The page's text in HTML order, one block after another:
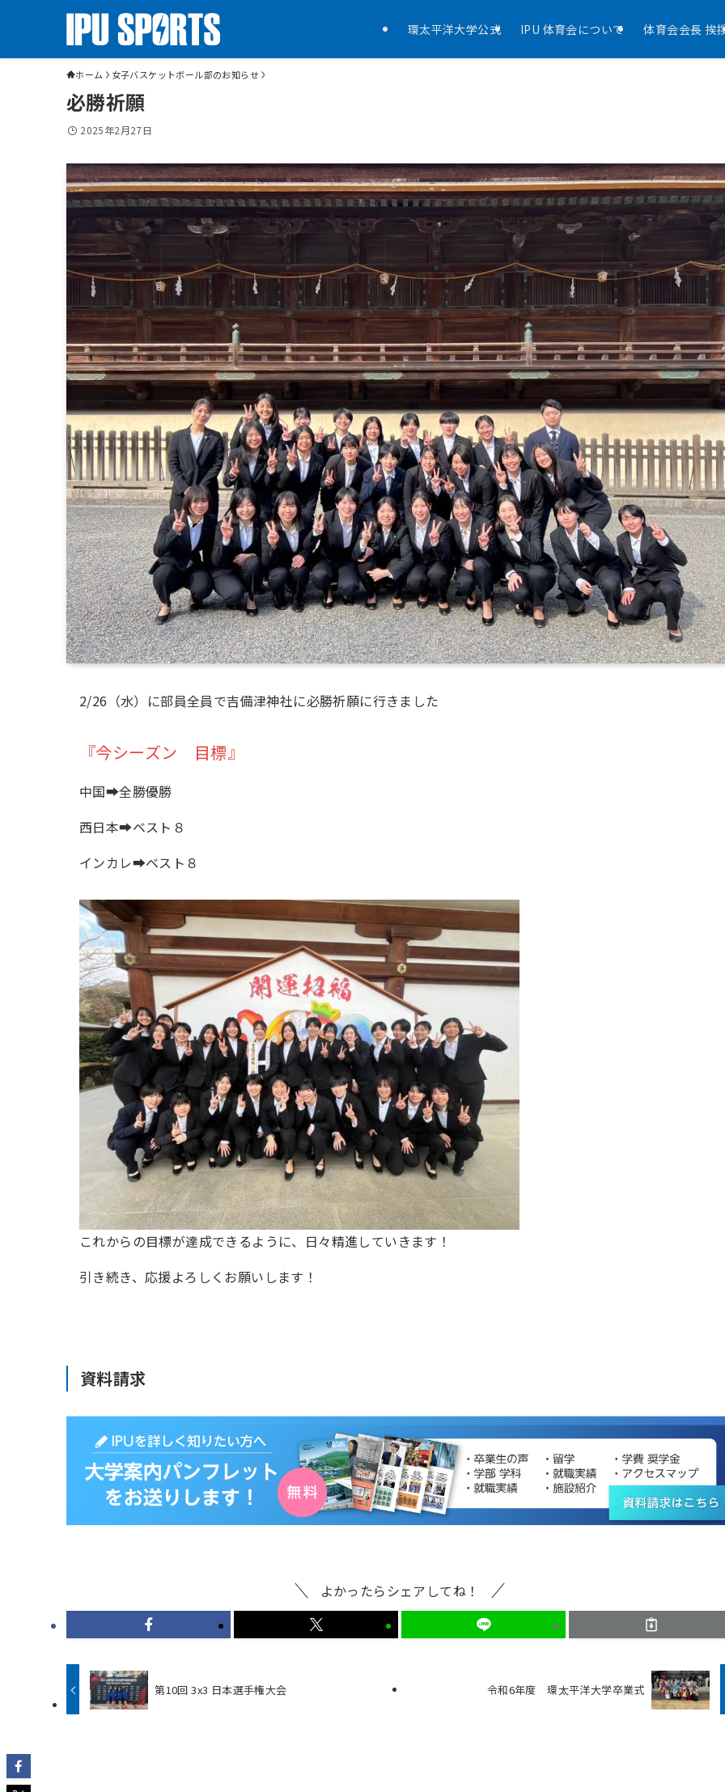
環太平洋大学公式 IPU 体育会について 体育会会長 挨
ホーム 女子バスケットボール部のお知らせ
必勝祈願
2025年2月27日
2/26（水）に部員全員で吉備津神社に必勝祈願に行きました
『今シーズン 目標』
中国➡全勝優勝
西日本➡ベスト８
インカレ➡ベスト８
これからの目標が達成できるように、日々精進していきます！
引き続き、応援よろしくお願いします！
資料請求
よかったらシェアしてね！
第10回 3x3 日本選手権大会 令和6年度 環太平洋大学卒業式